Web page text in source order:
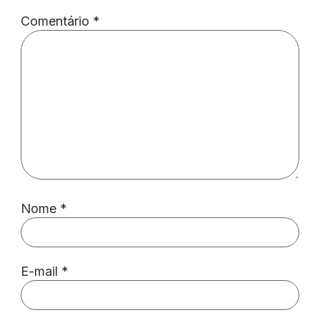
Comentário *
Nome *
E-mail *